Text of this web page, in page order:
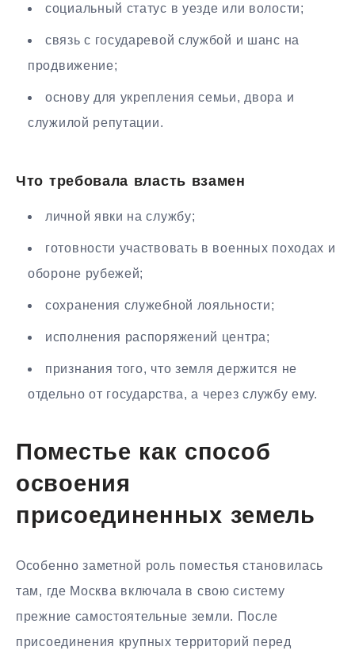
социальный статус в уезде или волости;
связь с государевой службой и шанс на
продвижение;
основу для укрепления семьи, двора и
служилой репутации.
Что требовала власть взамен
личной явки на службу;
готовности участвовать в военных походах и
обороне рубежей;
сохранения служебной лояльности;
исполнения распоряжений центра;
признания того, что земля держится не
отдельно от государства, а через службу ему.
Поместье как способ
освоения
присоединенных земель
Особенно заметной роль поместья становилась
там, где Москва включала в свою систему
прежние самостоятельные земли. После
присоединения крупных территорий перед